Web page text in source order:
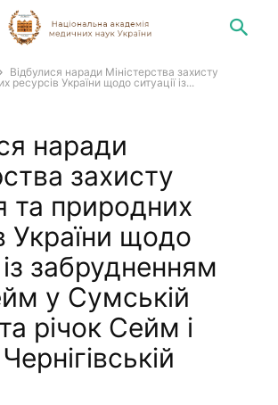
Відбулися наради Міністерства захисту
ресурсів України щодо ситуації із...
наради
захисту
та природних
України щодо
із забрудненням
у Сумській
річок Сейм і